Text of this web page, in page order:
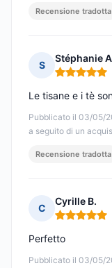
Recensione tradotta
S
Stéphanie
Nota: 5 su 5
Pubblicato il 03/05/
a seguito di un
Le tisane e i tè
Recensione tradotta
C
Cyrille B.
Nota: 5 su 5
Pubblicato il 03/05/
Perfetto